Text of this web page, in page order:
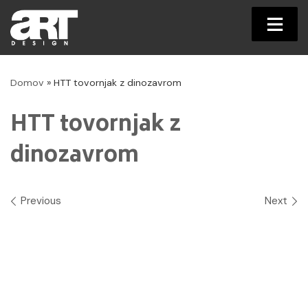
toDomov » HTT tovornjak z dinozavrom
HTT tovornjak z
dinozavrom
Images navigation
Previous Next